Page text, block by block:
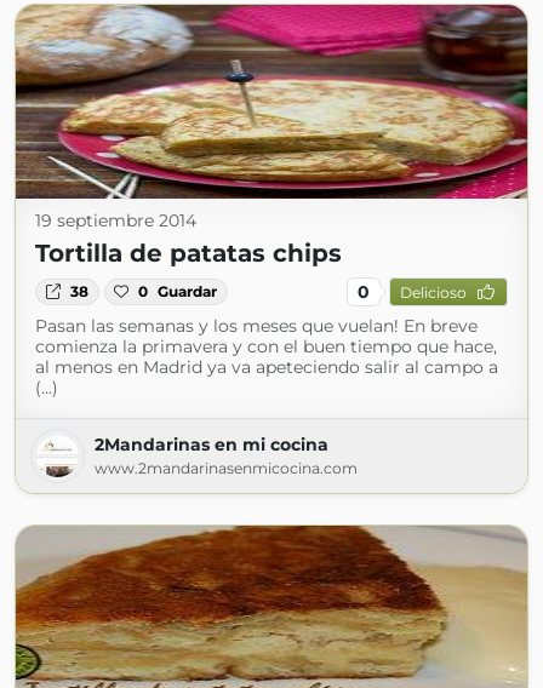
19 septiembre 2014
Tortilla de patatas chips
38 0 Guardar 0 Delicioso
Pasan las semanas y los meses que vuelan! En breve
comienza la primavera y con el buen tiempo que hace,
al menos en Madrid ya va apeteciendo salir al campo a
(...)
2Mandarinas en mi cocina
www.2mandarinasenmicocina.com